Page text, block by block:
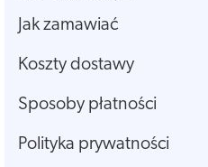
Jak zamawiać
Koszty dostawy
Sposoby płatności
Polityka prywatności